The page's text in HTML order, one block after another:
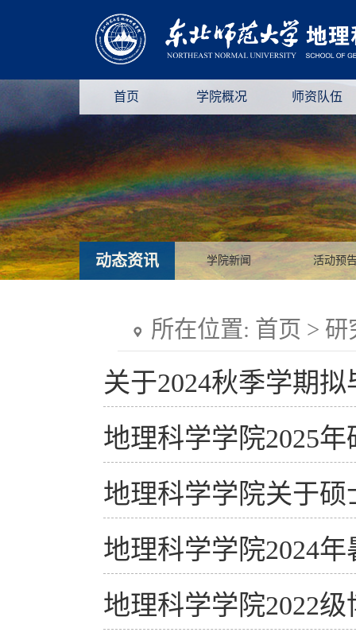
首页 学院概况 师资队伍
动态资讯 学院新闻 活动预
所在位置: 首页 > 研
关于2024秋季学期
地理科学学院2025
地理科学学院关于
地理科学学院2024
地理科学学院2022